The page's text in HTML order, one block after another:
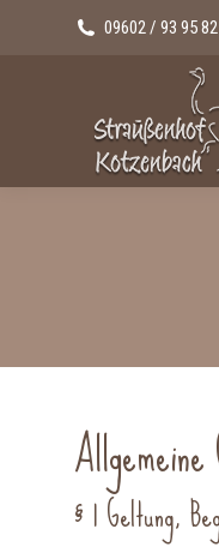
09602 / 93 95 82
§ 1 Geltung,